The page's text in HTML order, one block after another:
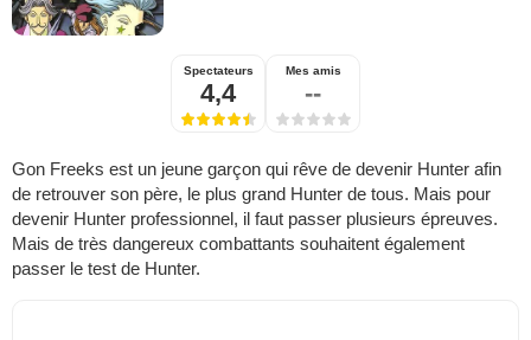
Spectateurs
4,4
Mes amis
--
Gon Freeks est un jeune garçon qui rêve de devenir Hunter afin
de retrouver son père, le plus grand Hunter de tous. Mais pour
devenir Hunter professionnel, il faut passer plusieurs épreuves.
Mais de très dangereux combattants souhaitent également
passer le test de Hunter.